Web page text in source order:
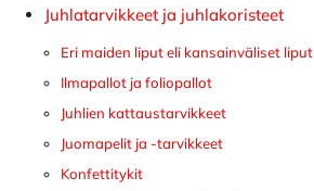
Juhlatarvikkeet ja juhlakoristeet
Eri maiden liput eli kansainväliset liput
Ilmapallot ja foliopallot
Juhlien kattaustarvikkeet
Juomapelit ja -tarvikkeet
Konfettitykit